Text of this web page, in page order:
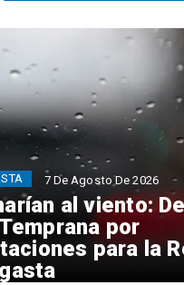
al viento:
por
para la
7 De Agosto De 2026